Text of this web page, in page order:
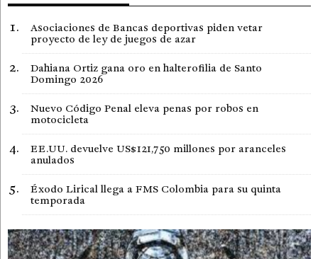
Asociaciones de Bancas deportivas piden vetar
proyecto de ley de juegos de azar
Dahiana Ortiz gana oro en halterofilia de Santo
Domingo 2026
Nuevo Código Penal eleva penas por robos en
motocicleta
EE.UU. devuelve US$121,750 millones por aranceles
anulados
Éxodo Lirical llega a FMS Colombia para su quinta
temporada